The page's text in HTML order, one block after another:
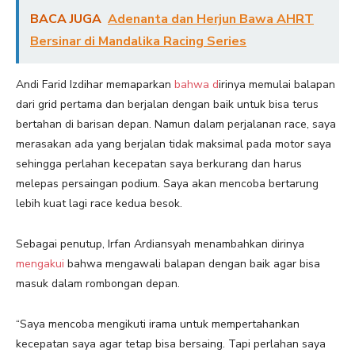
BACA JUGA Adenanta dan Herjun Bawa AHRT
Bersinar di Mandalika Racing Series
Andi Farid Izdihar memaparkan bahwa dirinya memulai balapan
dari grid pertama dan berjalan dengan baik untuk bisa terus
bertahan di barisan depan. Namun dalam perjalanan race, saya
merasakan ada yang berjalan tidak maksimal pada motor saya
sehingga perlahan kecepatan saya berkurang dan harus
melepas persaingan podium. Saya akan mencoba bertarung
lebih kuat lagi race kedua besok.
Sebagai penutup, Irfan Ardiansyah menambahkan dirinya
mengakui bahwa mengawali balapan dengan baik agar bisa
masuk dalam rombongan depan.
“Saya mencoba mengikuti irama untuk mempertahankan
kecepatan saya agar tetap bisa bersaing. Tapi perlahan saya